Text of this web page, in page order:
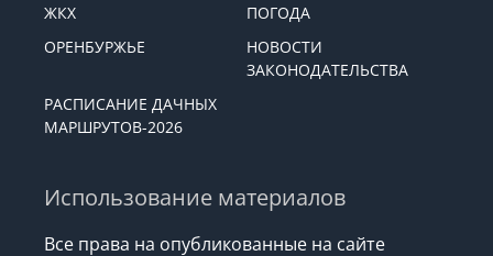
ЖКХ
ПОГОДА
ОРЕНБУРЖЬЕ
НОВОСТИ
ЗАКОНОДАТЕЛЬСТВА
РАСПИСАНИЕ ДАЧНЫХ
МАРШРУТОВ-2026
Использование материалов
Все права на опубликованные на сайте